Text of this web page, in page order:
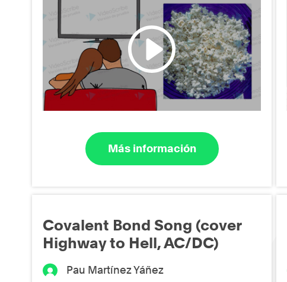
Más información
Covalent Bond Song (cover
Highway to Hell, AC/DC)
Pau Martínez Yáñez